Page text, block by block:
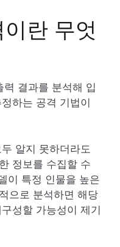
란 무엇
결과를 분석해 입
하는 공격 기법이
알지 못하더라도
정보를 수집할 수
이 특정 인물을 높은
으로 분석하면 해당
성할 가능성이 제기